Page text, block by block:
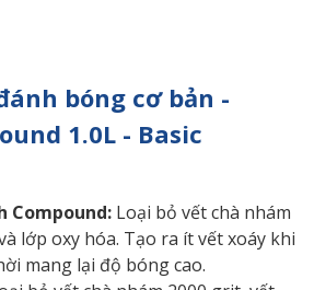
bóng cơ bản -
1.0L - Basic
Compound: Loại bỏ vết chà nhám
lớp oxy hóa. Tạo ra ít vết xoáy khi
mang lại độ bóng cao.